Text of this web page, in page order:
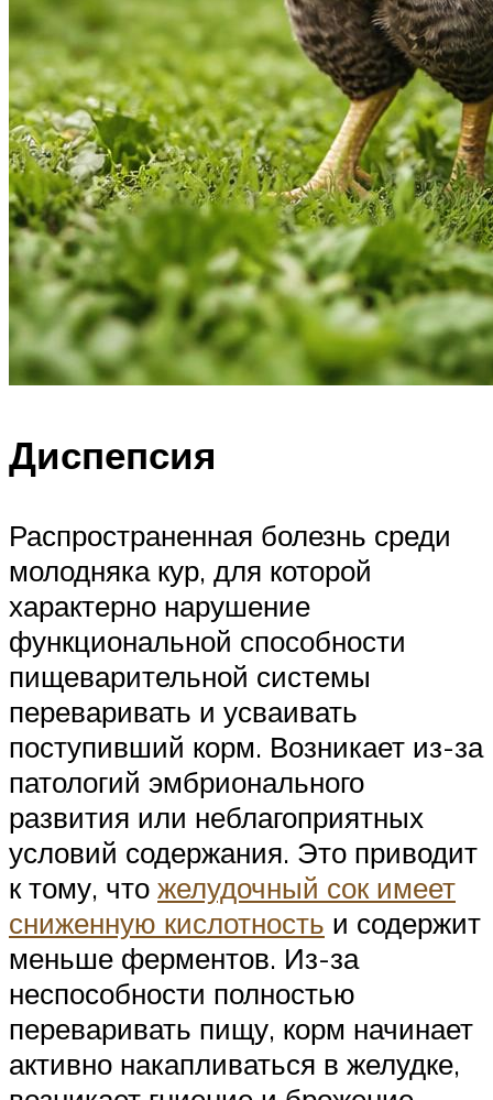
Диспепсия
Распространенная болезнь среди
молодняка кур, для которой
характерно нарушение
функциональной способности
пищеварительной системы
переваривать и усваивать
поступивший корм. Возникает из-за
патологий эмбрионального
развития или неблагоприятных
условий содержания. Это приводит
к тому, что желудочный сок имеет
сниженную кислотность и содержит
меньше ферментов. Из-за
неспособности полностью
переваривать пищу, корм начинает
активно накапливаться в желудке,